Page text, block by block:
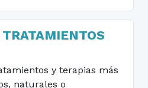
y terapias más
naturales o